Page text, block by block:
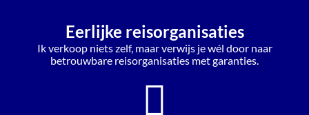
Eerlijke reisorganisaties
Ik verkoop niets zelf, maar verwijs je wél door naar
betrouwbare reisorganisaties met garanties.